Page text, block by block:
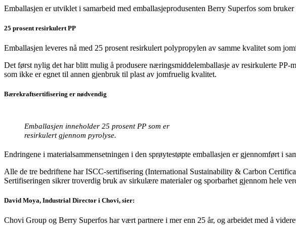
Emballasjen er utviklet i samarbeid med emballasjeprodusenten Berry Superfos som
25 prosent resirkulert PP
Emballasjen leveres nå med 25 prosent resirkulert polypropylen av samme kvalitet som
Det først nylig det har blitt mulig å produsere næringsmiddelemballasje av resirkulerte
som ikke er egnet til annen gjenbruk til plast av jomfruelig kvalitet.
Bærekraftsertifisering er nødvendig
Emballasjen inneholder 25 prosent PP som er
resirkulert gjennom pyrolyse.
Endringene i materialsammensetningen i den sprøytestøpte emballasjen er gjennomført i
Alle de tre bedriftene har ISCC-sertifisering (International Sustainability & Carbon
Sertifiseringen sikrer troverdig bruk av sirkulære materialer og sporbarhet gjennom hele
David Moya, Industrial Director i Chovi, sier:
Chovi Group og Berry Superfos har vært partnere i mer enn 25 år, og arbeidet med å